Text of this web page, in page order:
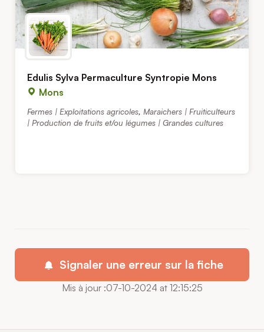
Edulis Sylva Permaculture Syntropie Mons
Mons
Fermes | Exploitations agricoles, Maraichers | Fruiticulteurs
| Production de fruits et/ou légumes | Grandes cultures
Signaler une erreur sur la fiche
Mis à jour :07-10-2024 at 12:15:25